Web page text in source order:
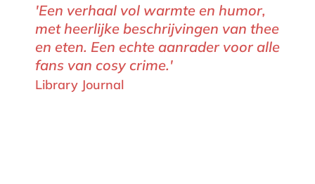
'Een verhaal vol warmte en humor,
met heerlijke beschrijvingen van thee
en eten. Een echte aanrader voor alle
fans van cosy crime.'
Library Journal